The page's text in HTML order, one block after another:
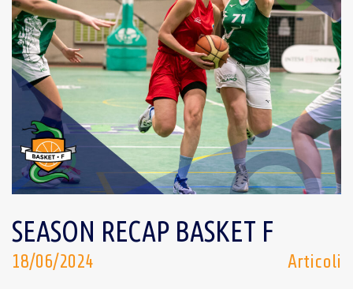
SEASON RECAP BASKET F
Articoli
18/06/2024